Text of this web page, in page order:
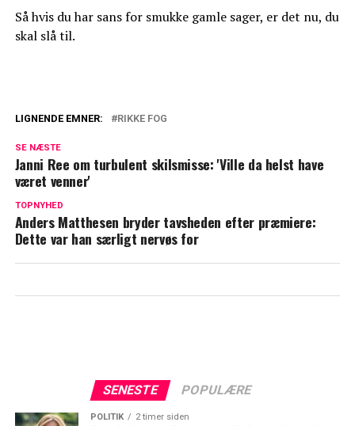
Så hvis du har sans for smukke gamle sager, er det nu, du
skal slå til.
skal der ske i 2025
Overraskende afsløring: Så lidt tjener
LIGNENDE EMNER: RIKKE FOG
SE NÆSTE
Janni Ree om turbulent skilsmisse: 'Ville da helst have
været venner'
TOPNYHED
Anders Matthesen bryder tavsheden efter præmiere:
Dette var han særligt nervøs for
SENESTE POPULÆRE
POLITIK 2 timer siden